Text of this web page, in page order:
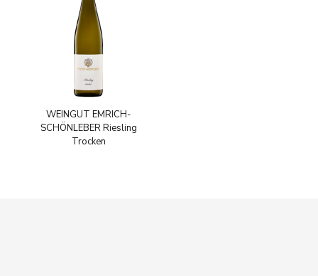
WEINGUT EMRICH-
SCHÖNLEBER Riesling
Trocken